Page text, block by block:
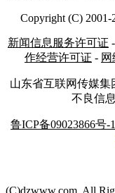
Copyright (C) 2001-
新闻信息服务许可证 -
作经营许可证 -
山东省互联网传媒集
不良信
鲁ICP备09023866号-1